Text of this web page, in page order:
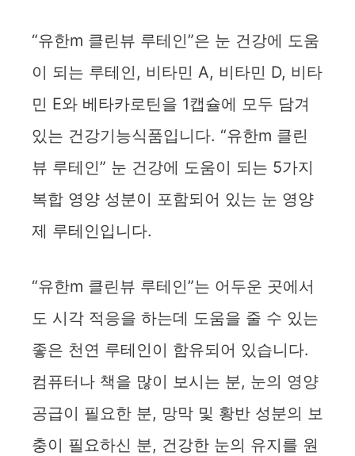
“유한m 클린뷰 루테인”은 눈 건강에 도움
이 되는 루테인, 비타민 A, 비타민 D, 비타
민 E와 베타카로틴을 1캡슐에 모두 담겨
있는 건강기능식품입니다. “유한m 클린
뷰 루테인” 눈 건강에 도움이 되는 5가지
복합 영양 성분이 포함되어 있는 눈 영양
제 루테인입니다.
“유한m 클린뷰 루테인”는 어두운 곳에서
도 시각 적응을 하는데 도움을 줄 수 있는
좋은 천연 루테인이 함유되어 있습니다.
컴퓨터나 책을 많이 보시는 분, 눈의 영양
공급이 필요한 분, 망막 및 황반 성분의 보
충이 필요하신 분, 건강한 눈의 유지를 원